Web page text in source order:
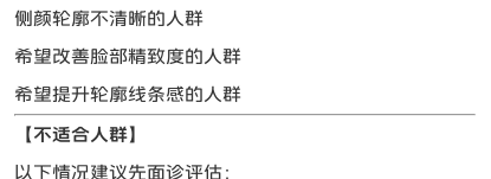
侧颜轮廓不清晰的人群
希望改善脸部精致度的人群
希望提升轮廓线条感的人群
【不适合人群】
以下情况建议先面诊评估：